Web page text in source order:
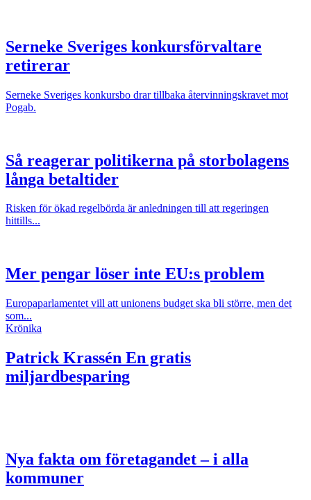
Serneke Sveriges konkursförvaltare
retirerar
Serneke Sveriges konkursbo drar tillbaka återvinningskravet mot
Pogab.
Så reagerar politikerna på storbolagens
långa betaltider
Risken för ökad regelbörda är anledningen till att regeringen
hittills...
Mer pengar löser inte EU:s problem
Europaparlamentet vill att unionens budget ska bli större, men det
som...
Krönika
Patrick Krassén En gratis
miljardbesparing
Nya fakta om företagandet – i alla
kommuner